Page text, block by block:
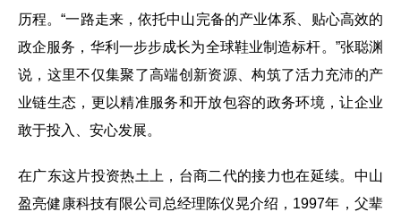
历程。“一路走来，依托中山完备的产业体系、贴心高效的
政企服务，华利一步步成长为全球鞋业制造标杆。”张聪渊
说，这里不仅集聚了高端创新资源、构筑了活力充沛的产
业链生态，更以精准服务和开放包容的政务环境，让企业
敢于投入、安心发展。
在广东这片投资热土上，台商二代的接力也在延续。中山
盈亮健康科技有限公司总经理陈仪晃介绍，1997年，父辈